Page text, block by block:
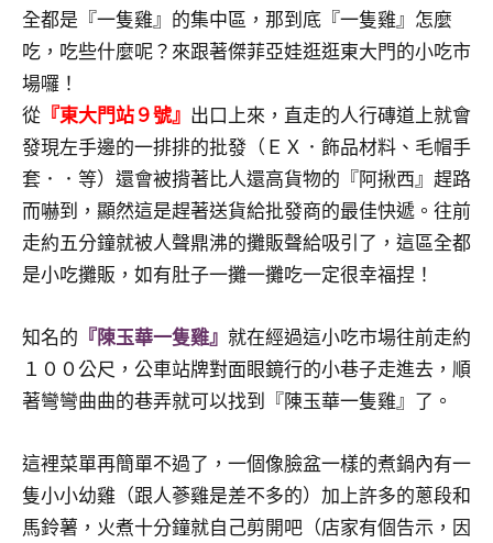
節
目
主
持、
吳
窟
泰
國
旅
作
者、
各
表
及
活
全都是『一隻雞』的集中區，那到底『一隻雞』怎麼
吃，吃些什麼呢？來跟著傑菲亞娃逛逛東大門的小吃市
場囉！
從 『東大門站９號』 出口上來，直走的人行磚道上就會
發現左手邊的一排排的批發（ＥＸ．飾品材料、毛帽手
套．．等）還會被揹著比人還高貨物的『阿揪西』趕路
而嚇到，顯然這是趕著送貨給批發商的最佳快遞。往前
走約五分鐘就被人聲鼎沸的攤販聲給吸引了，這區全都
是小吃攤販，如有肚子一攤一攤吃一定很幸福捏！
知名的 『陳玉華一隻雞』 就在經過這小吃市場往前走約
１００公尺，公車站牌對面眼鏡行的小巷子走進去，順
著彎彎曲曲的巷弄就可以找到『陳玉華一隻雞』了。
這裡菜單再簡單不過了，一個像臉盆一樣的煮鍋內有一
隻小小幼雞（跟人蔘雞是差不多的）加上許多的蔥段和
馬鈴薯，火煮十分鐘就自己剪開吧（店家有個告示，因